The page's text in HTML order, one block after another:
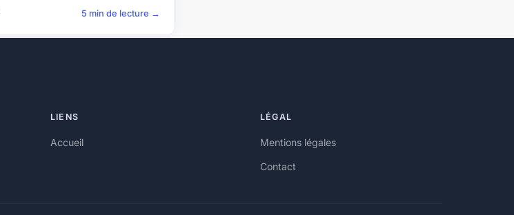
5 min de lecture →
LIENS
Accueil
LÉGAL
Mentions légales
Contact